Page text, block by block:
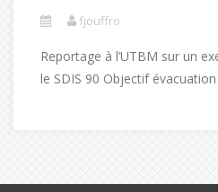
fjouffro
Reportage à l’UTBM sur un
le SDIS 90 Objectif